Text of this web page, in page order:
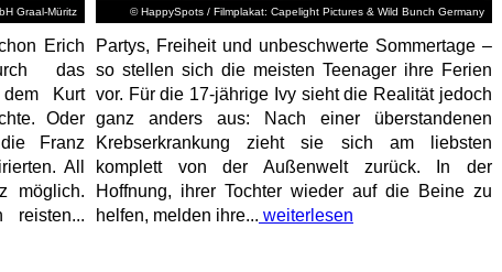
Graal-Müritz
Erich
das
Kurt
Oder
Franz
All
möglich.
reisten...
© HappySpots / Filmplakat: Capelight Pictures & Wild Bunch Germany
Partys, Freiheit und unbeschwerte Sommertage –
so stellen sich die meisten Teenager ihre Ferien
vor. Für die 17-jährige Ivy sieht die Realität jedoch
ganz anders aus: Nach einer überstandenen
Krebserkrankung zieht sie sich am liebsten
komplett von der Außenwelt zurück. In der
Hoffnung, ihrer Tochter wieder auf die Beine zu
helfen, melden ihre... weiterlesen